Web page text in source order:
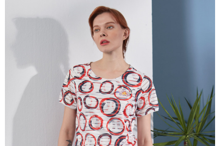
【繳款方式說明】
1.分期款項不併入電信帳單，「大哥付你分期」於每月結算日後寄送繳費提
2.透過簡訊連結打開帳單後，可選擇「超商條碼／台灣大直營門市／銀行轉
帳／街口支付／iPASS MONEY」等通路繳費。
1.本服務係由「台灣大哥大股份有限公司」（以下簡稱本公司）所提供，讓
用戶於交易時，得透過本服務購買商品或服務，並由商店將買賣／分期付款
買賣價金債權讓與本公司後，依約使用本公司帳單繳交帳款。
2.基於同意付款使用「大哥付你分期」之契約關係目的，商店將以您的個人
資料（包含姓名、電話或地址）提供予台灣大哥大進項蒐集、處理及利用，
由本公司與您本人進行分期帳單所需資料之確認、核對及更正。
3.完整用戶服務條款，請詳閱以下連結：https://oppay.tw/userRule
２．便利：只要手機號碼，簡訊認證，即可結帳。
３．安心：先確認商品／服務後，再付款。
【「AFTEE先享後付」結帳流程】
１．於結帳方式選擇「AFTEE先享後付」後，將跳轉至「AFTEE先享後付」
結帳頁面，進行簡訊認證並確認金額後，即可完成結帳。
２．訂單成立數日內，您將收到繳費通知簡訊。
３．收到繳費通知簡訊後14天內，點擊此簡訊中的連結，可透過四大超商／
ATM／網路銀行／等多元方式進行付款，方視為交易完成。
※ 請注意：結帳手續完成當下不需立刻繳費，但若您需要取消訂單，請聯絡
購買商品的店家。未經商家同意取消之訂單仍視為有效，需透過AFTEE先享
後付繳納相關費用。
※ 交易是否成功請以「AFTEE先享後付 」之結帳頁面顯示為準，若有關於
是否繳費成功／繳費後需取消欲退款等相關疑問，請聯繫「AFTEE先享後付
https://netprotections.freshdesk.com/support/home
全家取貨付款
每筆NT$120，滿NT$2,000(含以上)免運費
每筆NT$120，滿NT$2,000(含以上)免運費
每筆NT$120，滿NT$2,000(含以上)免運費